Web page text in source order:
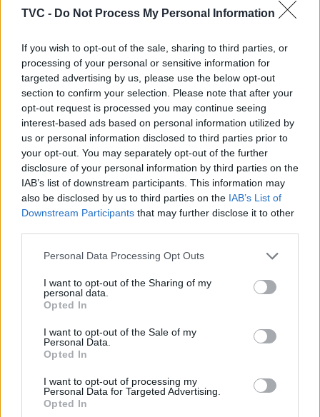
TVC - Do Not Process My Personal Information
If you wish to opt-out of the sale, sharing to third parties, or
processing of your personal or sensitive information for
targeted advertising by us, please use the below opt-out
section to confirm your selection. Please note that after your
opt-out request is processed you may continue seeing
interest-based ads based on personal information utilized by
us or personal information disclosed to third parties prior to
your opt-out. You may separately opt-out of the further
disclosure of your personal information by third parties on the
IAB’s list of downstream participants. This information may
also be disclosed by us to third parties on the IAB’s List of
Downstream Participants that may further disclose it to other
Personal Data Processing Opt Outs
I want to opt-out of the Sharing of my
personal data.
Opted In
I want to opt-out of the Sale of my
Personal Data.
Opted In
I want to opt-out of processing my
Personal Data for Targeted Advertising.
Opted In
Artigo anterior
Coimbra Gospel Choir atua
no Concerto de Ano Novo
Próximo artigo
Santa Maria da Feira:
Perlim termina com cerca
de 100 mil visitantes e 133
acesso vitalício.
ARTIGOS RELACIONADOS